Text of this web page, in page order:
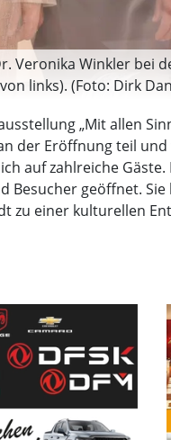
Veronika Winkler bei
links). (Foto: Dirk
„Mit allen
der Eröffnung teil
auf zahlreiche
Besucher geöffnet.
zu einer kulturellen